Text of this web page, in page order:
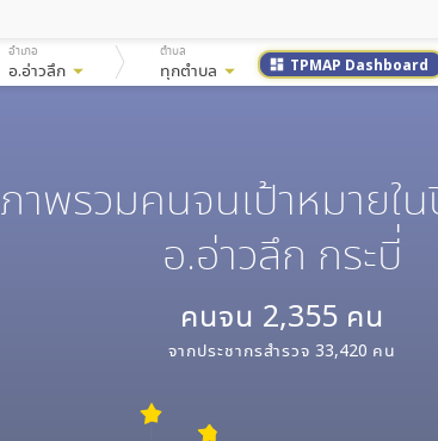
อำเภอ
อ.อ่าวลึก arrow_drop_down
ตำบล
ทุกตำบล arrow_drop_down dashboard TPMAP Dashboard
ภาพรวมคนจนเป้าหมายใ
อ.อ่าวลึก กระบี่
คนจน 2,355 คน
จากประชากรสำรวจ 33,420 คน